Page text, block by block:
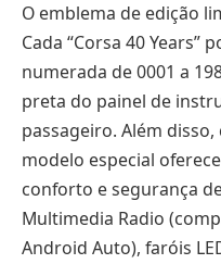
O emblema de edição
Cada “Corsa 40 Years”
numerada de 0001 a
preta do painel de
passageiro. Além
modelo especial
conforto e segurança
Multimedia Radio
Android Auto), faróis